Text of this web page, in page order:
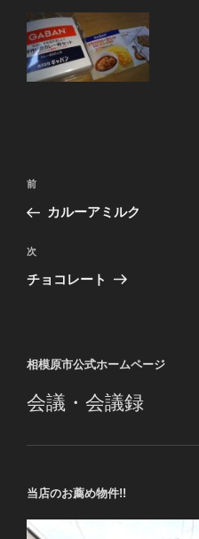
投
ナ
ビ
ゲ
ン
前
の
稿
前
カルーアミルク
次
の
次
チョコレート
相模原市公式ホームページ
会議・会議録
当店のお薦め物件!!